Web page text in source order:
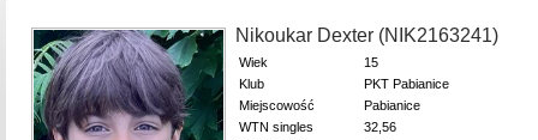
Nikoukar Dexter (NIK2163241)
Wiek
15
Klub
PKT Pabianice
Miejscowość
Pabianice
WTN singles
32,56